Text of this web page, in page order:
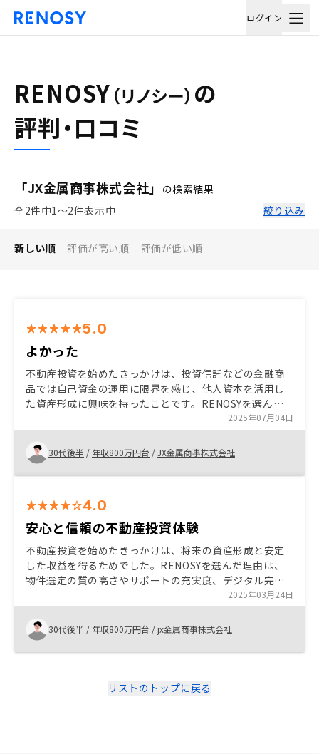
ログイン
RENOSY （リノシー） の
評判・口コミ
「JX金属商事株式会社」
の検索結果
全2件中1〜2件表示中
絞り込み
新しい順 評価が高い順 評価が低い順
5.0
よかった
不動産投資を始めたきっかけは、投資信託などの金融商
品では自己資金の運用に限界を感じ、他人資本を活用し
た資産形成に興味を持ったことです。RENOSYを選んだ
理由は、担当者の丁寧なリスク説明と管理体制の良さ、
そして空室保証などの安心できるプランがあったからで
す。特に、物件選定から購入後の管理まで一括して任せ
られる点は、忙しい方にとって大きな魅力です。これか
ら不動産投資を検討される方には、RENOSYのような信
りと理解した上で進めることをおすすめします
2025年07月04日
30代後半 / 年収800万円台 /JX金属商事株式会社
4.0
安心と信頼の不動産投資体験
不動産投資を始めたきっかけは、将来の資産形成と安定
した収益を得るためでした。RENOSYを選んだ理由は、
物件選定の質の高さやサポートの充実度、デジタル完結
型の手続きが魅力的だったからです。初心者でも安心し
て始められる点が特におすすめです。かさ 友人紹介の押
し売りが気になる
2025年03月24日
30代後半 / 年収800万円台 /jx金属商事株式会社
リストのトップに戻る